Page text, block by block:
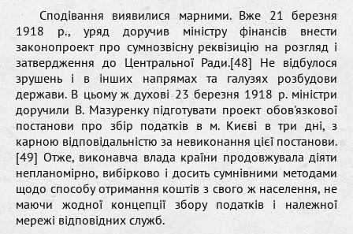
Сподівання виявилися марними. Вже 21 березня
1918 р., уряд доручив міністру фінансів внести
законопроект про сумнозвісну реквізицію на розгляд і
затвердження до Центральної Ради.[48] Не відбулося
зрушень і в інших напрямах та галузях розбудови
держави. В цьому ж духові 23 березня 1918 р. міністри
доручили В. Мазуренку підготувати проект обов'язкової
постанови про збір податків в м. Києві в три дні, з
карною відповідальністю за невиконання цієї постанови.
[49] Отже, виконавча влада країни продовжувала діяти
непланомірно, вибірково і досить сумнівними методами
щодо способу отримання коштів з свого ж населення, не
маючи жодної концепції збору податків і належної
мережі відповідних служб.